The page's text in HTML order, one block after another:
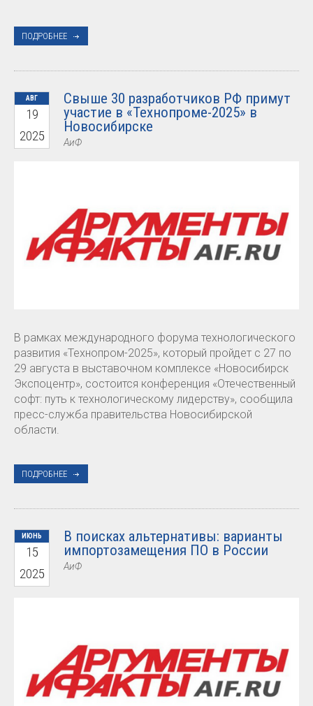
ПОДРОБНЕЕ
АВГ
19
2025
Свыше 30 разработчиков РФ примут
участие в «Технопроме-2025» в
Новосибирске
АиФ
В рамках международного форума технологического
развития «Технопром-2025», который пройдет с 27 по
29 августа в выставочном комплексе «Новосибирск
Экспоцентр», состоится конференция «Отечественный
софт: путь к технологическому лидерству», сообщила
пресс-служба правительства Новосибирской
области.
ПОДРОБНЕЕ
ИЮНЬ
15
2025
В поисках альтернативы: варианты
импортозамещения ПО в России
АиФ